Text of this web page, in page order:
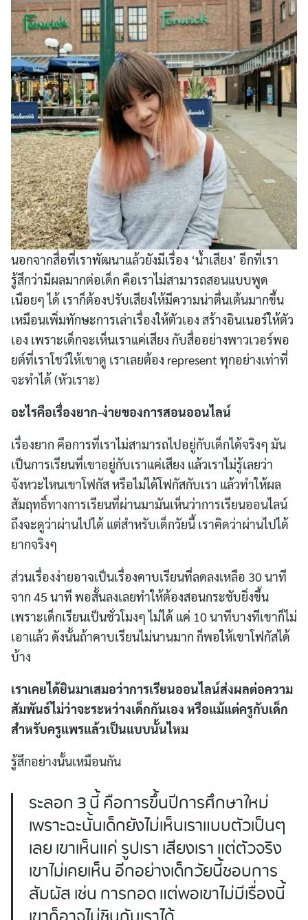
นอกจากสื่อที่เราพัฒนาแล้วยังมีเรื่อง ‘น้ำเสียง’ อีกที่เรา
รู้สึกว่ามีผลมากต่อเด็ก คือเราไม่สามารถสอนแบบพูด
เนือยๆ ได้ เราก็ต้องปรับเสียงให้มีความน่าตื่นเต้นมากขึ้น
เหมือนเพิ่มทักษะการเล่าเรื่องให้ตัวเอง สร้างอินเนอร์ให้ตัว
เอง เพราะเด็กจะเห็นเราแค่เสียง กับสื่ออย่างพาวเวอร์พอ
ยต์ที่เราโชว์ให้เขาดู เราเลยต้อง represent ทุกอย่างเท่าที่
จะทำได้ (หัวเราะ)
อะไรคือเรื่องยาก-ง่ายของการสอนออนไลน์
เรื่องยาก คือการที่เราไม่สามารถไปอยู่กับเด็กได้จริงๆ มัน
เป็นการเรียนที่เขาอยู่กับเราแค่เสียง แล้วเราไม่รู้เลยว่า
จังหวะไหนเขาโฟกัส หรือไม่ได้โฟกัสกับเรา แล้วทำให้ผล
สัมฤทธิ์ทางการเรียนที่ผ่านมามันเห็นว่าการเรียนออนไลน์
ถึงจะดูว่าผ่านไปได้ แต่สำหรับเด็กวัยนี้ เราคิดว่าผ่านไปได้
ยากจริงๆ
ส่วนเรื่องง่ายอาจเป็นเรื่องคาบเรียนที่ลดลงเหลือ 30 นาที
จาก 45 นาที พอสั้นลงเลยทำให้ต้องสอนกระชับยิ่งขึ้น
เพราะเด็กเรียนเป็นชั่วโมงๆ ไม่ได้ แค่ 10 นาทีบางทีเขาก็ไม่
เอาแล้ว ดังนั้นถ้าคาบเรียนไม่นานมาก ก็พอให้เขาโฟกัสได้
บ้าง
เราเคยได้ยินมาเสมอว่าการเรียนออนไลน์ส่งผลต่อความ
สัมพันธ์ไม่ว่าจะระหว่างเด็กกันเอง หรือแม้แต่ครูกับเด็ก
สำหรับครูแพรแล้วเป็นแบบนั้นไหม
รู้สึกอย่างนั้นเหมือนกัน
ระลอก 3 นี้ คือการขึ้นปีการศึกษาใหม่
เพราะฉะนั้นเด็กยังไม่เห็นเราแบบตัวเป็นๆ
เลย เขาเห็นแค่ รูปเรา เสียงเรา แต่ตัวจริง
เขาไม่เคยเห็น อีกอย่างเด็กวัยนี้ชอบการ
สัมผัส เช่น การกอด แต่พอเขาไม่มีเรื่องนี้